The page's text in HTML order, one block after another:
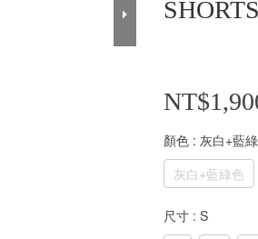
顏色 : 灰白+藍
灰白+藍綠色
尺寸 : S